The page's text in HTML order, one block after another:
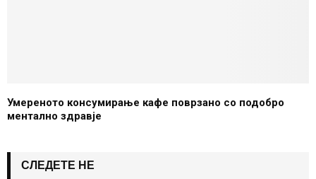
Умереното консумирање кафе поврзанo со подобро
ментално здравје
СЛЕДЕТЕ НЕ